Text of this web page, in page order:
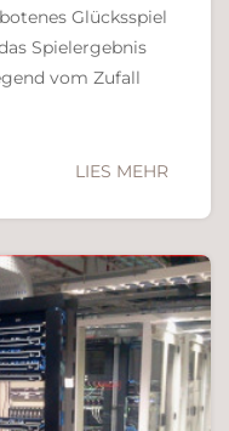
Glücksspiel
Spielergebnis
vom Zufall
LIES MEHR